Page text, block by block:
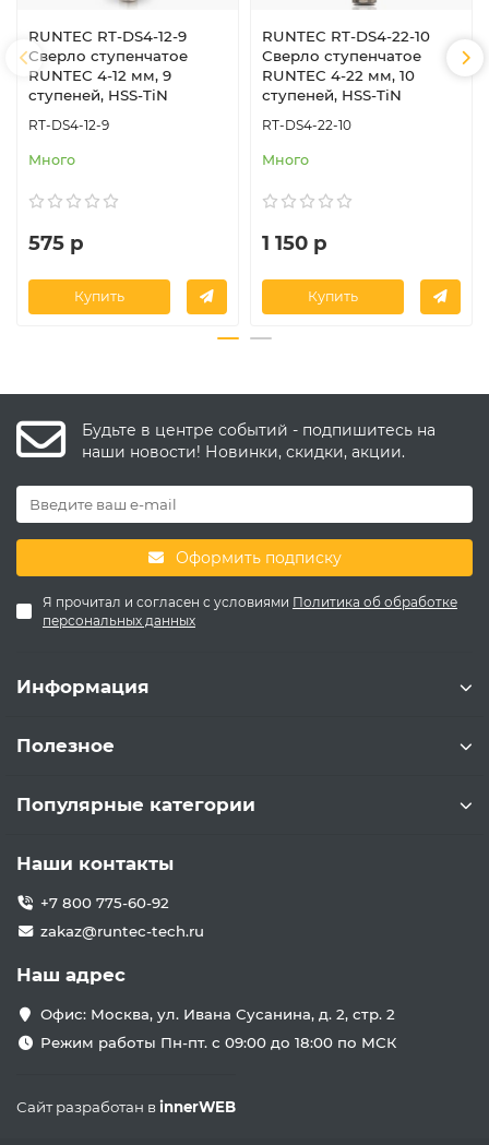
RUNTEC RT-DS4-12-9
Сверло ступенчатое
RUNTEC 4-12 мм, 9
ступеней, HSS-TiN
RT-DS4-12-9
Много
575 р
Купить
RUNTEC RT-DS4-22-10
Сверло ступенчатое
RUNTEC 4-22 мм, 10
ступеней, HSS-TiN
RT-DS4-22-10
Много
1 150 р
Купить
Будьте в центре событий - подпишитесь на
наши новости! Новинки, скидки, акции.
Оформить подписку
Я прочитал и согласен с условиями Политика об обработке
персональных данных
Информация
Полезное
Популярные категории
Наши контакты
+7 800 775-60-92
zakaz@runtec-tech.ru
Наш адрес
Офис: Москва, ул. Ивана Сусанина, д. 2, стр. 2
Режим работы Пн-пт. с 09:00 до 18:00 по МСК
Сайт разработан вinnerWEB